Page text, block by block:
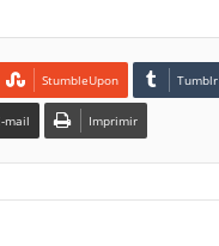
StumbleUpon Tumblr
mail Imprimir